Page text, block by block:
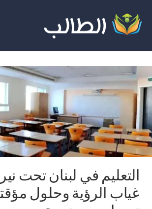
التعليم في لبنان تحت
غياب الرؤية وحلول